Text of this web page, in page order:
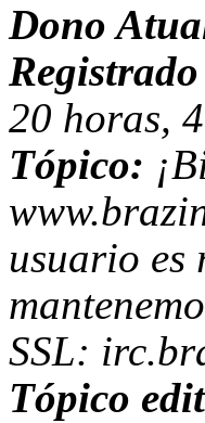
Dono
20 horas,
Tópico:
usuario es
SSL:
Tópico